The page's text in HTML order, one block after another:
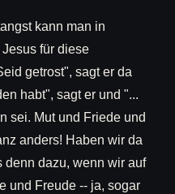
kann man in
für diese
getrost", sagt er da
habt", sagt er und "...
sei. Mut und Friede und
anders! Haben wir da
denn dazu, wenn wir auf
und Freude -- ja, sogar